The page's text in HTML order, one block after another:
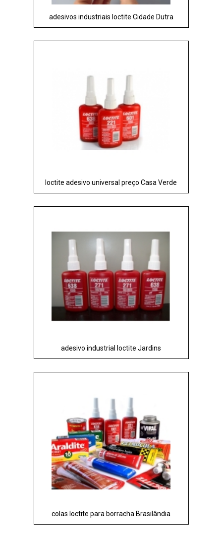
adesivos industriais loctite Cidade Dutra
loctite adesivo universal preço Casa Verde
adesivo industrial loctite Jardins
colas loctite para borracha Brasilândia